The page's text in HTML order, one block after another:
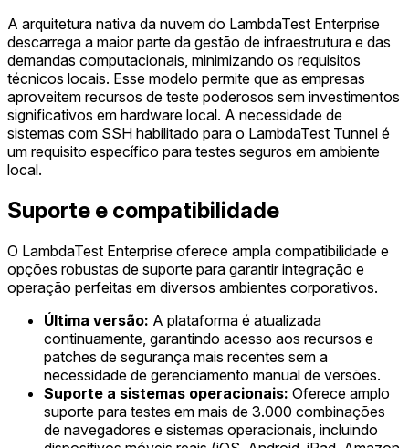
A arquitetura nativa da nuvem do LambdaTest Enterprise
descarrega a maior parte da gestão de infraestrutura e das
demandas computacionais, minimizando os requisitos
técnicos locais. Esse modelo permite que as empresas
aproveitem recursos de teste poderosos sem investimentos
significativos em hardware local. A necessidade de
sistemas com SSH habilitado para o LambdaTest Tunnel é
um requisito específico para testes seguros em ambiente
local.
Suporte e compatibilidade
O LambdaTest Enterprise oferece ampla compatibilidade e
opções robustas de suporte para garantir integração e
operação perfeitas em diversos ambientes corporativos.
Última versão: A plataforma é atualizada
continuamente, garantindo acesso aos recursos e
patches de segurança mais recentes sem a
necessidade de gerenciamento manual de versões.
Suporte a sistemas operacionais: Oferece amplo
suporte para testes em mais de 3.000 combinações
de navegadores e sistemas operacionais, incluindo